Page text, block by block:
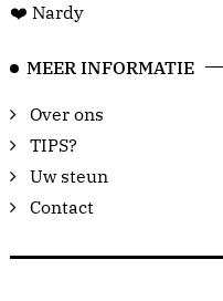
❤️ Nardy
MEER INFORMATIE
Over ons
TIPS?
Uw steun
Contact